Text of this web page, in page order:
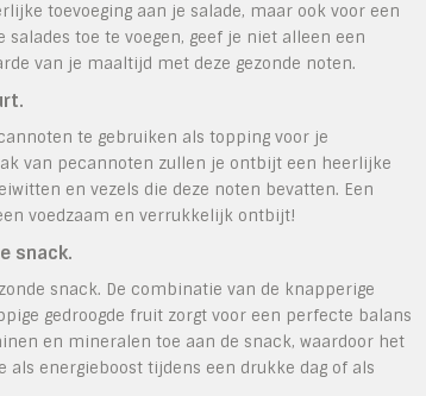
toevoeging aan je salade, maar ook voor een
toe te voegen, geef je niet alleen een
van je maaltijd met deze gezonde noten.
te gebruiken als topping voor je
van pecannoten zullen je ontbijt een heerlijke
en vezels die deze noten bevatten. Een
voedzaam en verrukkelijk ontbijt!
snack.
snack. De combinatie van de knapperige
gedroogde fruit zorgt voor een perfecte balans
en mineralen toe aan de snack, waardoor het
als energieboost tijdens een drukke dag of als